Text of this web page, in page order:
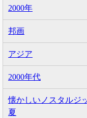
2000年
邦画
アジア
2000年代
懐かしいノスタルジ
夏